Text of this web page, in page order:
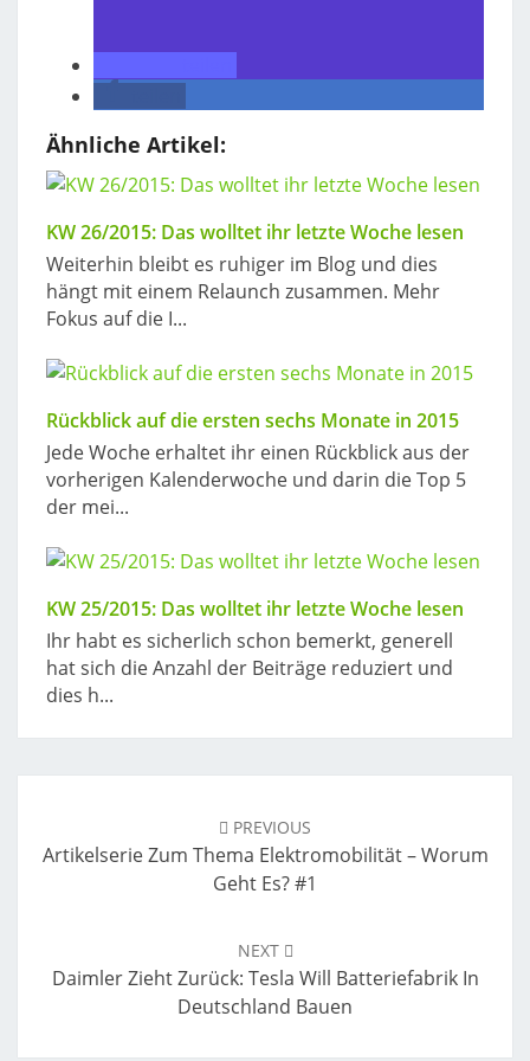
Ähnliche Artikel:
KW 26/2015: Das wolltet ihr letzte Woche lesen
Weiterhin bleibt es ruhiger im Blog und dies
hängt mit einem Relaunch zusammen. Mehr
Fokus auf die I...
Rückblick auf die ersten sechs Monate in 2015
Jede Woche erhaltet ihr einen Rückblick aus der
vorherigen Kalenderwoche und darin die Top 5
der mei...
KW 25/2015: Das wolltet ihr letzte Woche lesen
Ihr habt es sicherlich schon bemerkt, generell
hat sich die Anzahl der Beiträge reduziert und
dies h...
PREVIOUS
Artikelserie Zum Thema Elektromobilität – Worum
Geht Es? #1
NEXT
Daimler Zieht Zurück: Tesla Will Batteriefabrik In
Deutschland Bauen